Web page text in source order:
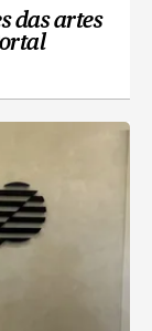
das artes